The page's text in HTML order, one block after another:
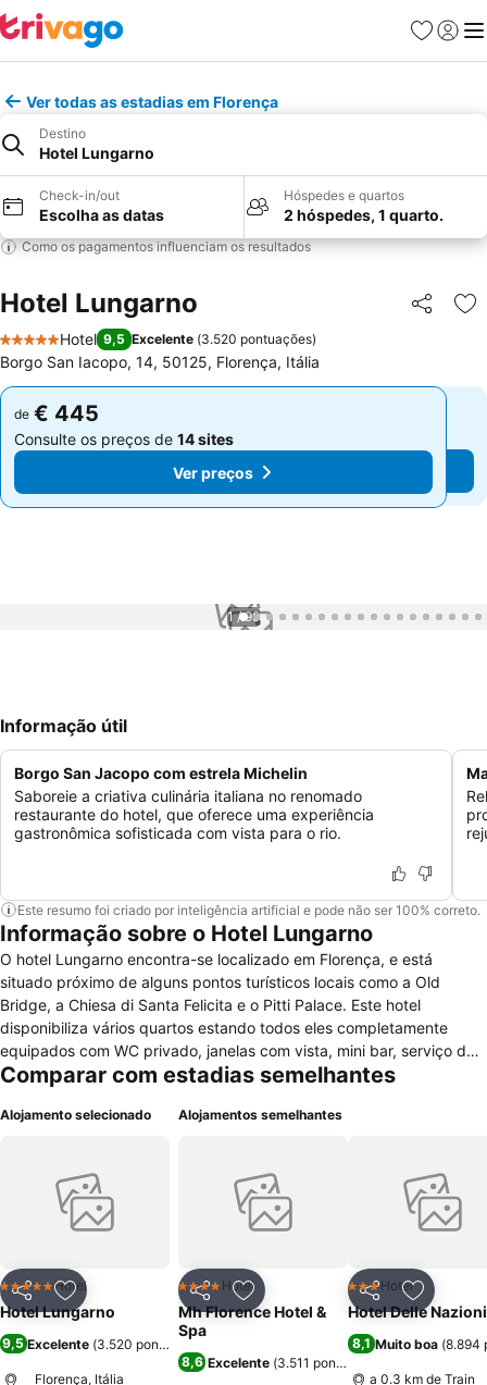
Favoritos
Iniciar
Ver todas as estadias em Florença
Destino
Hotel Lungarno
Check-in/out
Escolha as datas
Hóspedes e quartos
2 hóspedes, 1 quarto.
Como os pagamentos influenciam os resultados
Hotel Lungarno Partilhar
5 Estrelas
Hotel 9,5 Excelente (3.520 pontuações)
Borgo San Iacopo, 14, 50125, Florença, Itália
de € 445
Consulte os preços de 14 sites
Ver preços
de € 445
Consulte os preços de 14 sites
Ver preços
1 / 99
Informação útil
Borgo San Jacopo com estrela Michelin
Saboreie a criativa culinária italiana no renomado
restaurante do hotel, que oferece uma experiência
gastronômica sofisticada com vista para o rio.
Este resumo foi criado por inteligência artificial e pode não ser 100% correto.
Informação sobre o Hotel Lungarno
O hotel Lungarno encontra-se localizado em Florença, e está
situado próximo de alguns pontos turísticos locais como a Old
Bridge, a Chiesa di Santa Felicita e o Pitti Palace. Este hotel
disponibiliza vários quartos estando todos eles completamente
equipados com WC privado, janelas com vista, mini bar, serviço de
limpeza diário, berços disponíveis, cofre, secretária com cadeira
de alta velocidade, filmes pagos, ar condicionado e televisão com
internet sem fio e ar condicionado nas zonas comuns, assistência
turística, depósito para bagagens, estacionamento nas
proximidades, elevador, cofre na recepção e serviço de quarto 24h,
serviço de câmbio. Para negócios e eventos conta com salas para
reuniões e conferências. Para momentos de lazer dispõe de bar
lounge, restaurante e jornais de cortesia.
Comparar com estadias semelhantes
Alojamento selecionado
PartilharAdicionar aos favoritos
5 EstrelasHotel
Hotel Lungarno
9,5 Excelente (3.520 pontuações
Florença, Itália
Alojamentos semelhantes
PartilharAdicionar aos favoritos
4 EstrelasHotel
Mh Florence Hotel &
Spa
8,6 Excelente (3.511 pontuações
Partilhar
3 Estrelas
Hotel
Hotel Delle Nazioni
8,1 Muito boa (8.894
a 0.3 km de Train